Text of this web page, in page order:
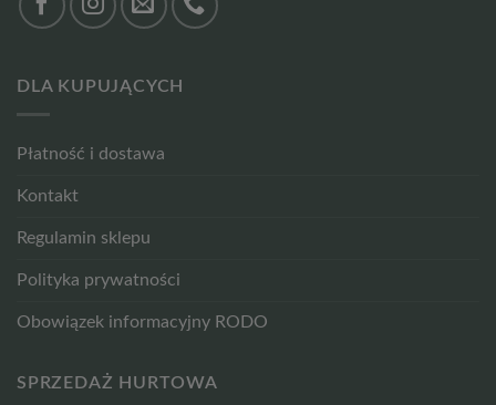
DLA KUPUJĄCYCH
Płatność i dostawa
Kontakt
Regulamin sklepu
Polityka prywatności
Obowiązek informacyjny RODO
SPRZEDAŻ HURTOWA